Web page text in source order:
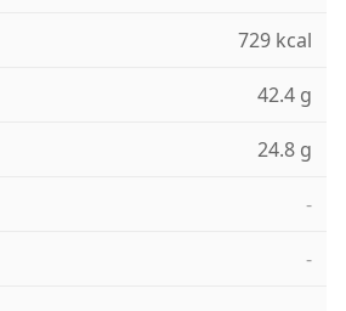
729 kcal
42.4 g
24.8 g
-
-